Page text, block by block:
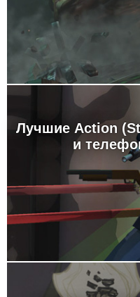
Лучшие Action
и